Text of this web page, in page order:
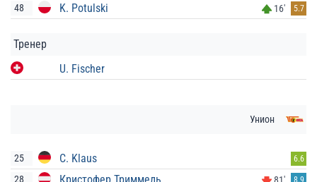
48 K. Potulski 16' 5.7
Тренер
U. Fischer
Унион
25 C. Klaus 6.6
28 Кристофер Триммель 81' 8.9